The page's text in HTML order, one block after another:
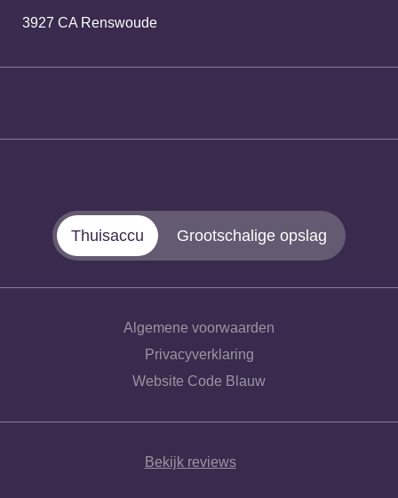
3927 CA Renswoude
Thuisaccu Grootschalige opslag
Algemene voorwaarden
Privacyverklaring
Website Code Blauw
Bekijk reviews